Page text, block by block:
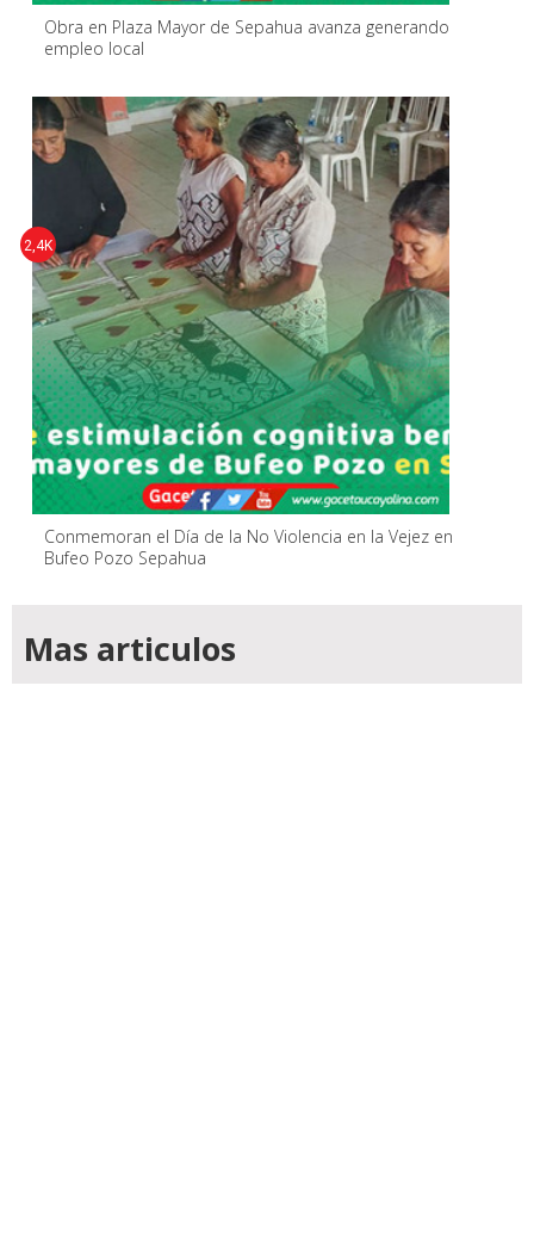
Obra en Plaza Mayor de Sepahua avanza generando
empleo local
Conmemoran el Día de la No Violencia en la Vejez en
Bufeo Pozo Sepahua
2,4K
Mas articulos